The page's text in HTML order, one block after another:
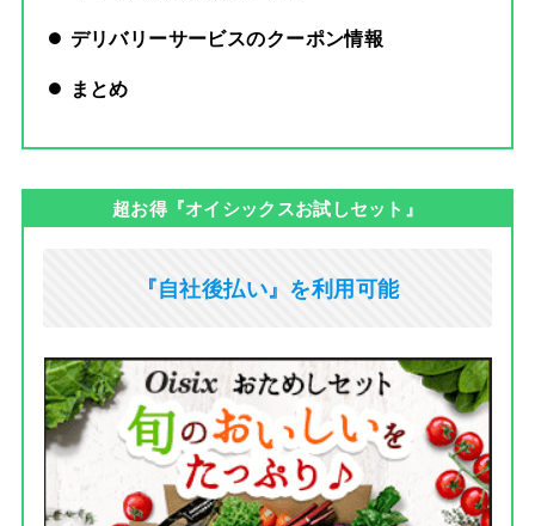
デリバリーサービスのクーポン情報
まとめ
超お得『オイシックスお試しセット』
『自社後払い』を利用可能